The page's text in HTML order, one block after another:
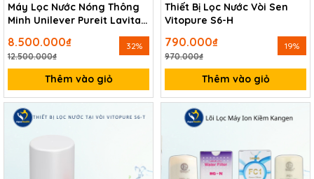
Máy Lọc Nước Nóng Thông
Minh Unilever Pureit Lavita
8.500.000₫
12.500.000₫
32%
Thêm vào giỏ
Thiết Bị Lọc Nước Vòi Sen
Vitopure S6-H
790.000₫
970.000₫
19%
Thêm vào giỏ